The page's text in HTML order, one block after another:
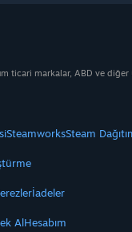
ticari markalar, ABD ve
SteamworksSteam
İadeler
AlHesabım